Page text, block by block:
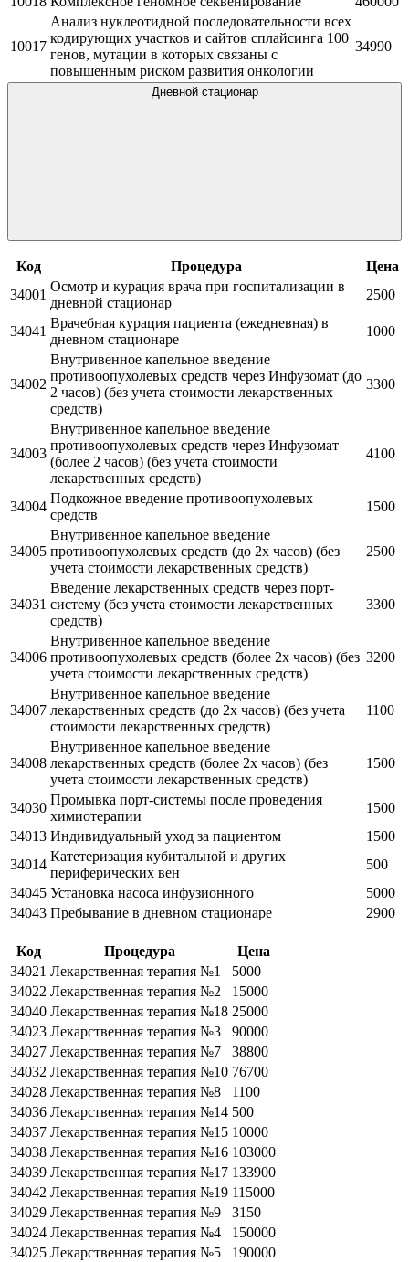
10017
Анализ нуклеотидной последовательности всех
кодирующих участков и сайтов сплайсинга 100
генов, мутации в которых связаны с
повышенным риском развития онкологии
34990
Дневной стационар
Код Процедура
Цена
34001
Осмотр и курация врача при госпитализации в
дневной стационар
2500
34041
Врачебная курация пациента (ежедневная) в
дневном стационаре
1000
34002
Внутривенное капельное введение
противоопухолевых средств через Инфузомат (до
2 часов) (без учета стоимости лекарственных
средств)
3300
34003
Внутривенное капельное введение
противоопухолевых средств через Инфузомат
(более 2 часов) (без учета стоимости
лекарственных средств)
4100
34004
Подкожное введение противоопухолевых
средств
1500
34005
Внутривенное капельное введение
противоопухолевых средств (до 2х часов) (без
учета стоимости лекарственных средств)
2500
34031
Введение лекарственных средств через порт-
систему (без учета стоимости лекарственных
средств)
3300
34006
Внутривенное капельное введение
противоопухолевых средств (более 2х часов) (без
учета стоимости лекарственных средств)
3200
34007
Внутривенное капельное введение
лекарственных средств (до 2х часов) (без учета
стоимости лекарственных средств)
1100
34008
Внутривенное капельное введение
лекарственных средств (более 2х часов) (без
учета стоимости лекарственных средств)
1500
34030
Промывка порт-системы после проведения
химиотерапии
1500
34013 Индивидуальный уход за пациентом
1500
34014
Катетеризация кубитальной и других
периферических вен
500
34045 Установка насоса инфузионного
5000
34043 Пребывание в дневном стационаре 2900
Код Процедура
Цена
34021 Лекарственная терапия №1
5000
34022 Лекарственная терапия №2
15000
34040 Лекарственная терапия №18 25000
34023 Лекарственная терапия №3
90000
34027 Лекарственная терапия №7
38800
34032 Лекарственная терапия №10 76700
34028 Лекарственная терапия №8
1100
34036 Лекарственная терапия №14 500
34037 Лекарственная терапия №15 10000
34038 Лекарственная терапия №16 103000
34039 Лекарственная терапия №17 133900
34042 Лекарственная терапия №19 115000
34029 Лекарственная терапия №9
3150
34024 Лекарственная терапия №4
150000
34025 Лекарственная терапия №5
190000